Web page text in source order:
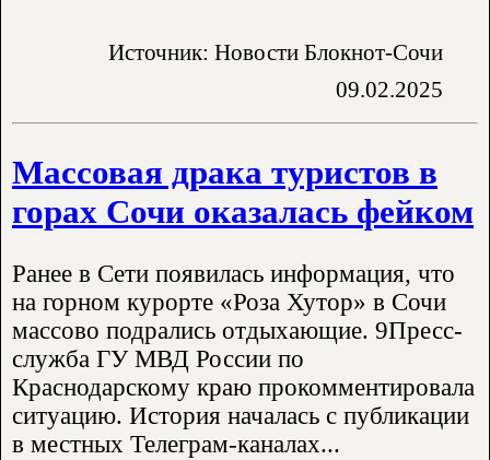
Источник: Новости Блокнот-Сочи
09.02.2025
Массовая драка туристов в
горах Сочи оказалась фейком
Ранее в Сети появилась информация, что
на горном курорте «Роза Хутор» в Сочи
массово подрались отдыхающие. 9Пресс-
служба ГУ МВД России по
Краснодарскому краю прокомментировала
ситуацию. История началась с публикации
в местных Телеграм-каналах...